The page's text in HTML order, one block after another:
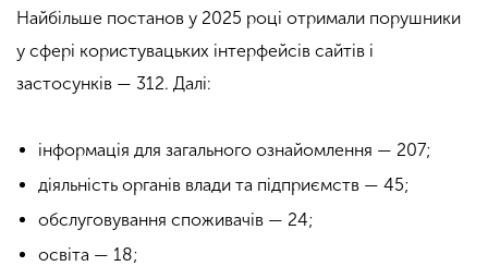
Найбільше постанов у 2025 році отримали порушники
у сфері користувацьких інтерфейсів сайтів і
застосунків — 312. Далі:
інформація для загального ознайомлення — 207;
діяльність органів влади та підприємств — 45;
обслуговування споживачів — 24;
освіта — 18;